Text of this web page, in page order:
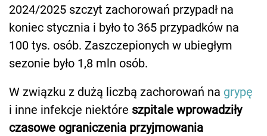
2024/2025 szczyt zachorowań przypadł na
koniec stycznia i było to 365 przypadków na
100 tys. osób. Zaszczepionych w ubiegłym
sezonie było 1,8 mln osób.
W związku z dużą liczbą zachorowań na grypę
i inne infekcje niektóre szpitale wprowadziły
czasowe ograniczenia przyjmowania